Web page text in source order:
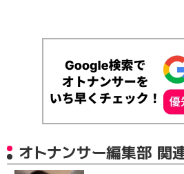
オトナンサー編集部 関